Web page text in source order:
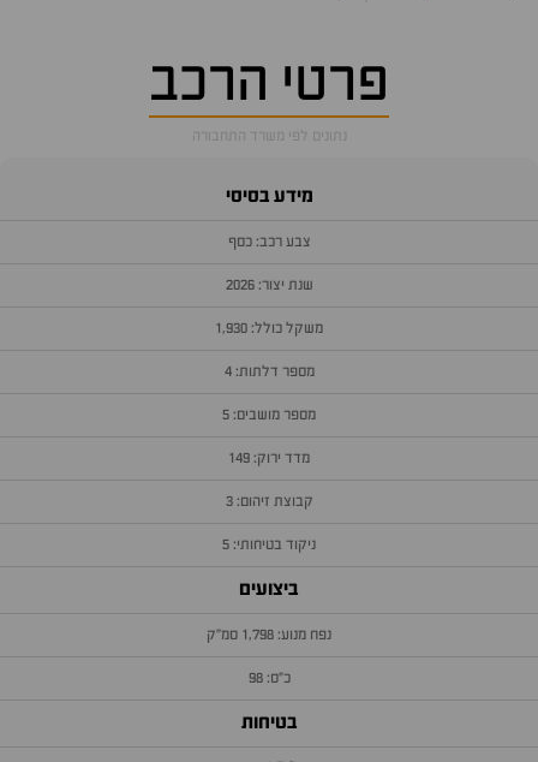
פרטי הרכב
נתונים לפי משרד התחבורה
מידע בסיסי
צבע רכב: כסף
שנת יצור: 2026
משקל כולל: 1,930
מספר דלתות: 4
מספר מושבים: 5
מדד ירוק: 149
קבוצת זיהום: 3
ניקוד בטיחותי: 5
ביצועים
נפח מנוע: 1,798 סמ״ק
כ״ס: 98
בטיחות